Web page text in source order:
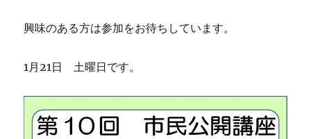
興味のある方は参加をお待ちしています。
1月21日 土曜日です。